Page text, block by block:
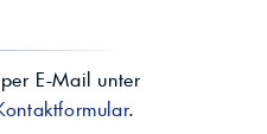
E-Mail unter
.